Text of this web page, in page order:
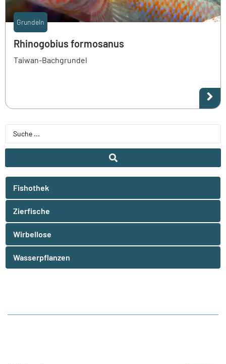
Grundeln
Rhinogobius formosanus
Taiwan-Bachgrundel
Fishothek
Zierfische
Wirbellose
Wasserpflanzen